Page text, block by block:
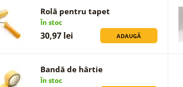
Rolă pentru tapet
În stoc
30,97 lei ADAUGĂ
Bandă de hârtie
În stoc